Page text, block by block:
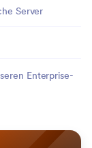
Server
Enterprise-